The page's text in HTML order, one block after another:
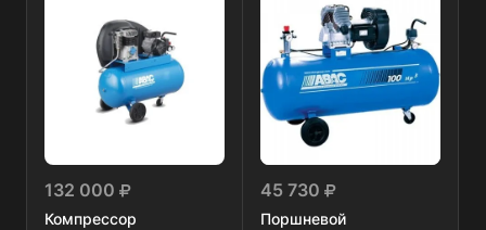
132 000
Компрессор
45 730
Поршневой